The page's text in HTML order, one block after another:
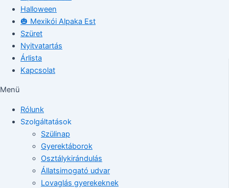
Halloween
🎃 Mexikói Alpaka Est
Szüret
Nyitvatartás
Árlista
Kapcsolat
Menü
Rólunk
Szolgáltatások
Szülinap
Gyerektáborok
Osztálykirándulás
Állatsimogató udvar
Lovaglás gyerekeknek